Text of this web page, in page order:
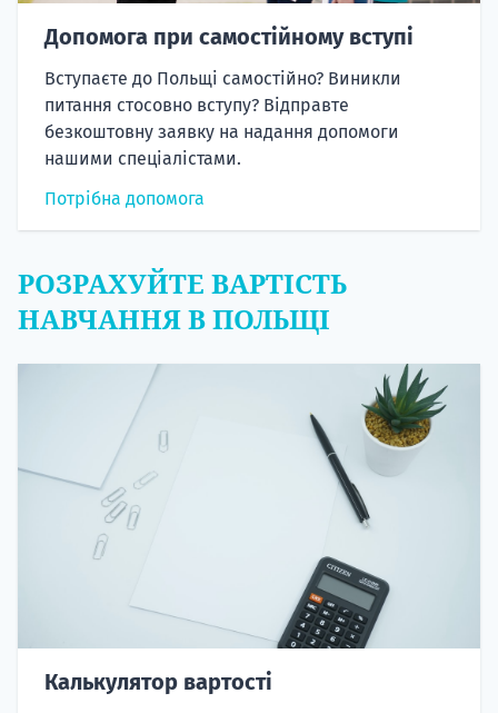
Допомога при самостійному вступі
Вступаєте до Польщі самостійно? Виникли
питання стосовно вступу? Відправте
безкоштовну заявку на надання допомоги
нашими спеціалістами.
Потрібна допомога
РОЗРАХУЙТЕ ВАРТІСТЬ
НАВЧАННЯ В ПОЛЬЩІ
Калькулятор вартості